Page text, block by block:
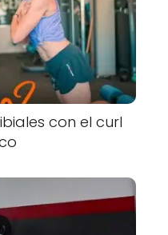
con el curl